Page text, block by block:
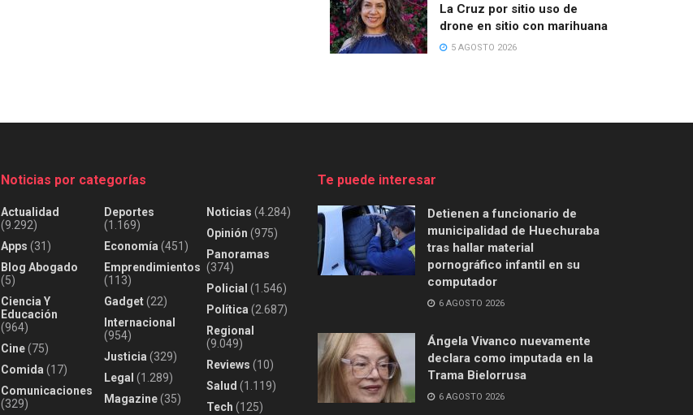
La Cruz por sitio uso de
drone en sitio con marihuana
5 AGOSTO 2026
Noticias por categorías
Actualidad
(9.292)
Apps (31)
Blog Abogado
(5)
Ciencia Y
Educación
(964)
Cine(75)
Comida (17)
Comunicaciones
(329)
Deportes
(1.169)
Economía (451)
Emprendimientos
(113)
Gadget(22)
Internacional
(954)
Justicia (329)
Legal (1.289)
Magazine(35)
Noticias (4.284)
Opinión (975)
Panoramas
(374)
Policial (1.546)
Política (2.687)
Regional
(9.049)
Reviews (10)
Salud (1.119)
Tech (125)
Te puede interesar
Detienen a funcionario de
municipalidad de Huechuraba
tras hallar material
pornográfico infantil en su
computador
6 AGOSTO 2026
Ángela Vivanco nuevamente
declara como imputada en la
Trama Bielorrusa
6 AGOSTO 2026